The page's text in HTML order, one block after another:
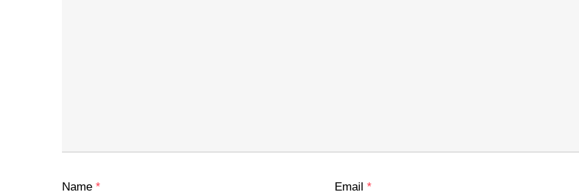
Name * Email *